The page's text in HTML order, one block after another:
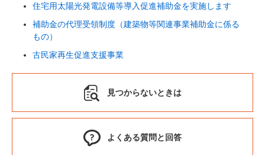
住宅用太陽光発電設備等導入促進補助金を実施します
補助金の代理受領制度（建築物等関連事業補助金に係る
もの）
古民家再生促進支援事業
見つからないときは
よくある質問と回答